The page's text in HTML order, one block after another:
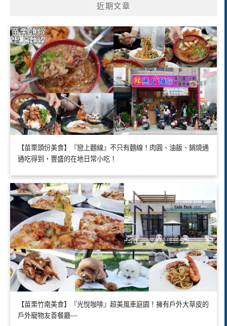
近期文章
【苗栗頭份美食】『戀上麵線』不只有麵線！肉圓、油飯、鍋燒通
通吃得到，豐盛的在地日常小吃！
【苗栗竹南美食】『光悅咖啡』超美風車庭園！擁有戶外大草皮的
戶外寵物友善餐廳~~